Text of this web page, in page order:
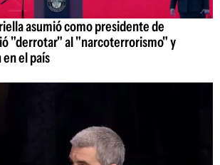
asumió como presidente de
"derrotar" al "narcoterrorismo" y
el país